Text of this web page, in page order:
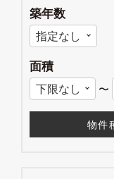
築年数
面積
〜